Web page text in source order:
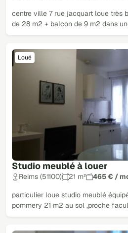
centre ville 7 rue jacquart loue très
de 28 m2 + balcon de 9 m2 dans
Studio meublé à louer
Loué
Reims (51100) 21 m² 465 € /
particulier loue studio meublé
pommery 21 m2 au sol ,proche